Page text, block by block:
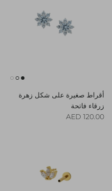
أقراط صغيرة على شكل زهرة
زرقاء فاتحة
Regular price
120.00 AED